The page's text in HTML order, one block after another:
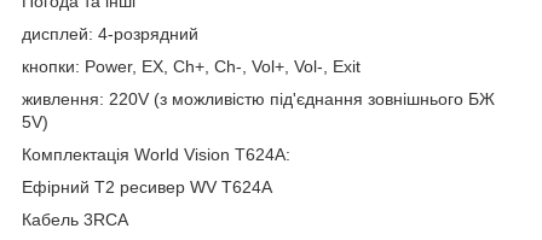
дисплей: 4-розрядний
кнопки: Power, EX, Ch+, Ch-, Vol+, Vol-, Exit
живлення: 220V (з можливістю під'єднання зовнішнього БЖ
5V)
Комплектація World Vision Т624А:
Ефірний Т2 ресивер WV T624A
Кабель 3RCA